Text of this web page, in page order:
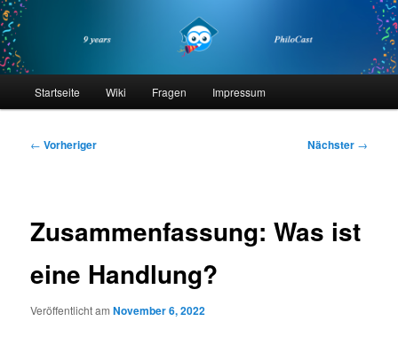
Zum
primären
Inhalt
springenphilocast
Startseite Wiki Fragen Impressum
Beitragsnavigation
← Vorheriger Nächster →
Zusammenfassung: Was ist
eine Handlung?
Veröffentlicht amNovember 6, 2022